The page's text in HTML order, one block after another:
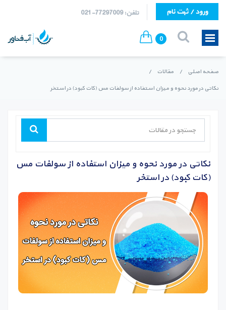
تلفن: 77297009-021 ورود / ثبت نام
0
صفحه اصلی / مقالات
/
نکاتی در مورد نحوه و میزان استفاده از سولفات مس (کات کبود) در استخر
نکاتی در مورد نحوه و میزان استفاده از سولفات مس
(کات کبود) در استخر